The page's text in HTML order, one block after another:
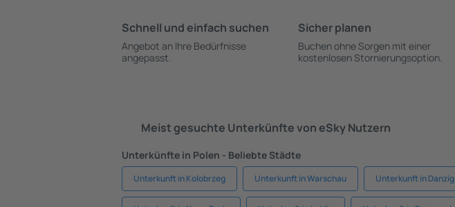
Schnell und einfach suchen
Angebot an Ihre Bedürfnisse
angepasst.
Sicher planen
Buchen ohne Sorgen mit einer
kostenlosen Stornierungsoption.
Meist gesuchte Unterkünfte von eSky Nutzern
Unterkünfte in Polen - Beliebte Städte
Unterkunft in Kolobrzeg Unterkunft in Warschau Unterkunft in Danzig